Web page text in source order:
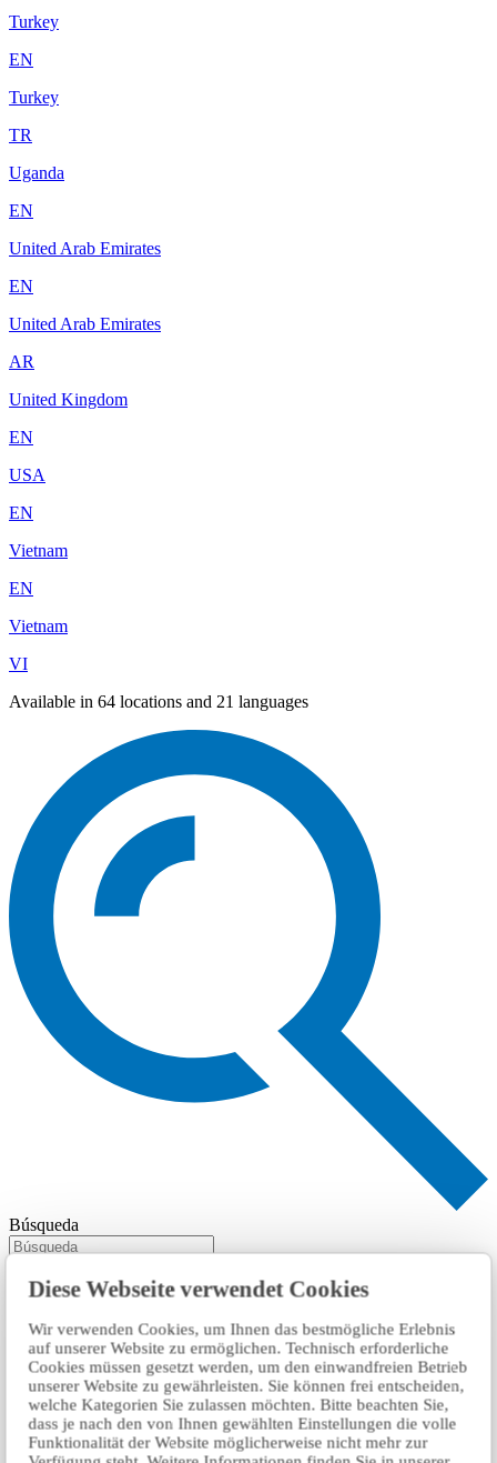
Diese Webseite verwendet Cookies
Wir verwenden Cookies, um Ihnen das bestmögliche Erlebnis
auf unserer Website zu ermöglichen. Technisch erforderliche
Cookies müssen gesetzt werden, um den einwandfreien Betrieb
unserer Website zu gewährleisten. Sie können frei entscheiden,
welche Kategorien Sie zulassen möchten. Bitte beachten Sie,
dass je nach den von Ihnen gewählten Einstellungen die volle
Funktionalität der Website möglicherweise nicht mehr zur
Turkey
EN
Turkey
TR
Uganda
EN
United Arab Emirates
EN
United Arab Emirates
AR
United Kingdom
EN
USA
EN
Vietnam
EN
Vietnam
VI
Available in 64 locations and 21 languages
Búsqueda